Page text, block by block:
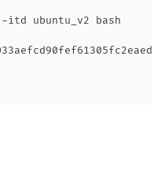
itd ubuntu_v2 bash